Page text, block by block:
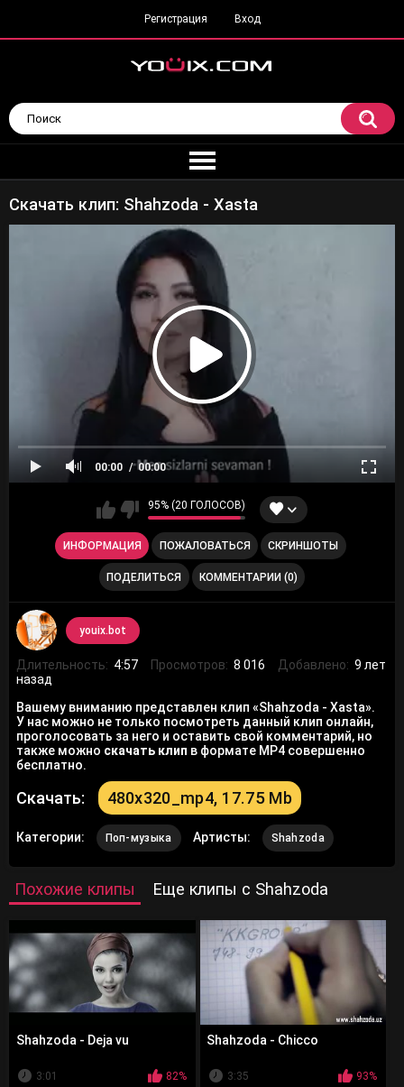
Регистрация Вход
Скачать клип: Shahzoda - Xasta
00:00 00:00
95% (20 ГОЛОСОВ)
ИНФОРМАЦИЯ ПОЖАЛОВАТЬСЯ СКРИНШОТЫ
ПОДЕЛИТЬСЯ КОММЕНТАРИИ (0)
youix.bot
Длительность: 4:57 Просмотров: 8 016 Добавлено: 9 лет
назад
Вашему вниманию представлен клип «Shahzoda - Xasta».
У нас можно не только посмотреть данный клип онлайн,
проголосовать за него и оставить свой комментарий, но
также можно скачать клип в формате MP4 совершенно
бесплатно.
Скачать: 480x320_mp4, 17.75 Mb
Категории: Поп-музыка Артисты: Shahzoda
Похожие клипы Еще клипы с Shahzoda
Shahzoda - Deja vu
3:01
82%
Shahzoda - Chicco
3:35
93%